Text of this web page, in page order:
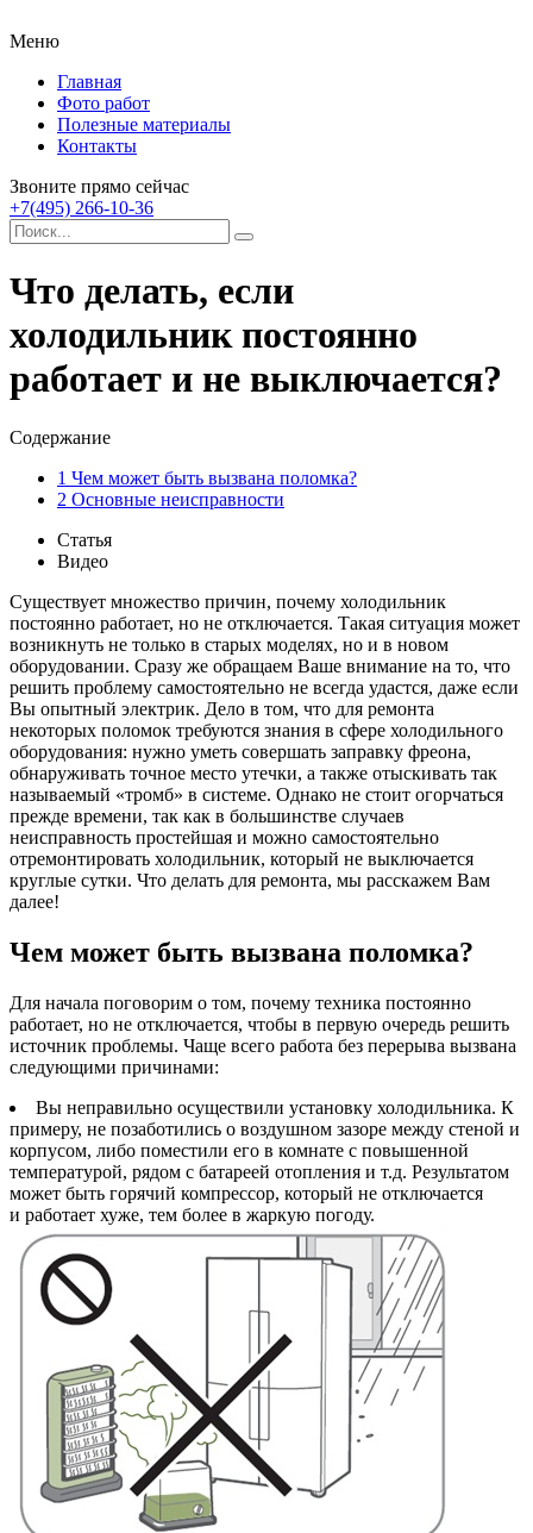
Меню
Главная
Фото работ
Полезные материалы
Контакты
Звоните прямо сейчас
+7(495) 266-10-36
Что делать, если
холодильник постоянно
работает и не выключается?
Содержание
1 Чем может быть вызвана поломка?
2 Основные неисправности
Статья
Видео
Существует множество причин, почему холодильник
постоянно работает, но не отключается. Такая ситуация может
возникнуть не только в старых моделях, но и в новом
оборудовании. Сразу же обращаем Ваше внимание на то, что
решить проблему самостоятельно не всегда удастся, даже если
Вы опытный электрик. Дело в том, что для ремонта
некоторых поломок требуются знания в сфере холодильного
оборудования: нужно уметь совершать заправку фреона,
обнаруживать точное место утечки, а также отыскивать так
называемый «тромб» в системе. Однако не стоит огорчаться
прежде времени, так как в большинстве случаев
неисправность простейшая и можно самостоятельно
отремонтировать холодильник, который не выключается
круглые сутки. Что делать для ремонта, мы расскажем Вам
далее!
Чем может быть вызвана поломка?
Для начала поговорим о том, почему техника постоянно
работает, но не отключается, чтобы в первую очередь решить
источник проблемы. Чаще всего работа без перерыва вызвана
следующими причинами:
Вы неправильно осуществили установку холодильника. К
примеру, не позаботились о воздушном зазоре между стеной и
корпусом, либо поместили его в комнате с повышенной
температурой, рядом с батареей отопления и т.д. Результатом
может быть горячий компрессор, который не отключается
и работает хуже, тем более в жаркую погоду.